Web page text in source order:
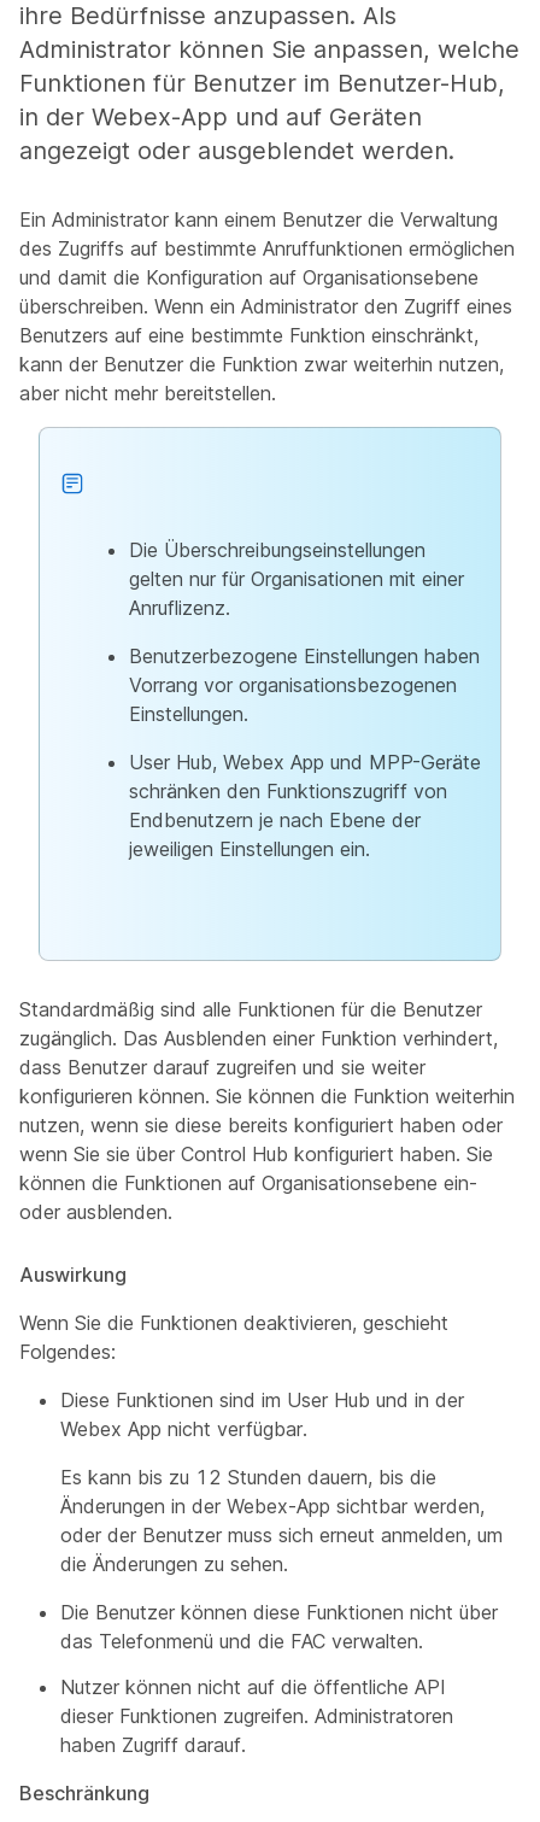
ihre Bedürfnisse anzupassen. Als
Administrator können Sie anpassen, welche
Funktionen für Benutzer im Benutzer-Hub,
in der Webex-App und auf Geräten
angezeigt oder ausgeblendet werden.
Ein Administrator kann einem Benutzer die Verwaltung
des Zugriffs auf bestimmte Anruffunktionen ermöglichen
und damit die Konfiguration auf Organisationsebene
überschreiben. Wenn ein Administrator den Zugriff eines
Benutzers auf eine bestimmte Funktion einschränkt,
kann der Benutzer die Funktion zwar weiterhin nutzen,
aber nicht mehr bereitstellen.
Die Überschreibungseinstellungen
gelten nur für Organisationen mit einer
Anruflizenz.
Benutzerbezogene Einstellungen haben
Vorrang vor organisationsbezogenen
Einstellungen.
User Hub, Webex App und MPP-Geräte
schränken den Funktionszugriff von
Endbenutzern je nach Ebene der
jeweiligen Einstellungen ein.
Standardmäßig sind alle Funktionen für die Benutzer
zugänglich. Das Ausblenden einer Funktion verhindert,
dass Benutzer darauf zugreifen und sie weiter
konfigurieren können. Sie können die Funktion weiterhin
nutzen, wenn sie diese bereits konfiguriert haben oder
wenn Sie sie über Control Hub konfiguriert haben. Sie
können die Funktionen auf Organisationsebene ein-
oder ausblenden.
Auswirkung
Wenn Sie die Funktionen deaktivieren, geschieht
Folgendes:
Diese Funktionen sind im User Hub und in der
Webex App nicht verfügbar.
Es kann bis zu 12 Stunden dauern, bis die
Änderungen in der Webex-App sichtbar werden,
oder der Benutzer muss sich erneut anmelden, um
die Änderungen zu sehen.
Die Benutzer können diese Funktionen nicht über
das Telefonmenü und die FAC verwalten.
Nutzer können nicht auf die öffentliche API
dieser Funktionen zugreifen. Administratoren
haben Zugriff darauf.
Beschränkung